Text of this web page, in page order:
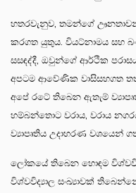
හතරවැනුව, තමන්ගේ
කරගත යුතුය. වියට්නාමය සහ
සසඳද්දී, ඔවුන්ගේ ආර්ථික
අපටම ආවේණික වාසිසහගත
අපේ රටේ තිබෙන ඇතැම්
හම්බන්තොට වරාය, වරාය
ව්‍යාපෘතිය උදාහරණ වශයෙන්
ලෝකයේ තිබෙන හොඳම
විශ්වවිද්‍යාල සංඛ්‍යාවක්